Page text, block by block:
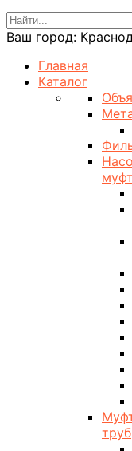
Ваш город:
Главная
Каталог
труб